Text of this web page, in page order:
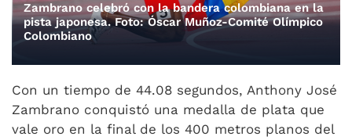
Zambrano celebró con la bandera colombiana en la
pista japonesa. Foto: Óscar Muñoz-Comité Olímpico
Colombiano
Con un tiempo de 44.08 segundos, Anthony José
Zambrano conquistó una medalla de plata que
vale oro en la final de los 400 metros planos del